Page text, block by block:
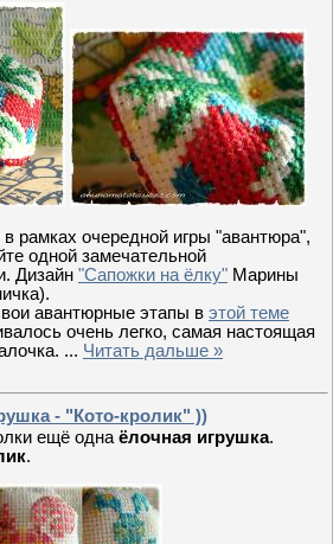
рамках очередной игры "авантюра",
одной замечательной
Дизайн "Сапожки на ёлку" Марины
авантюрные этапы в этой теме
очень легко, самая настоящая
... Читать дальше »
- "Кото-кролик" ))
ещё одна ёлочная игрушка.
.